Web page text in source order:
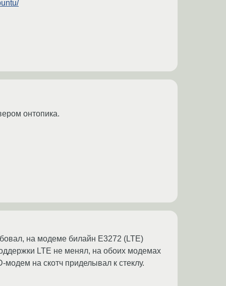
онтопика.
на модеме билайн Е3272 (LTE)
LTE не менял, на обоих модемах
на скотч приделывал к стеклу.